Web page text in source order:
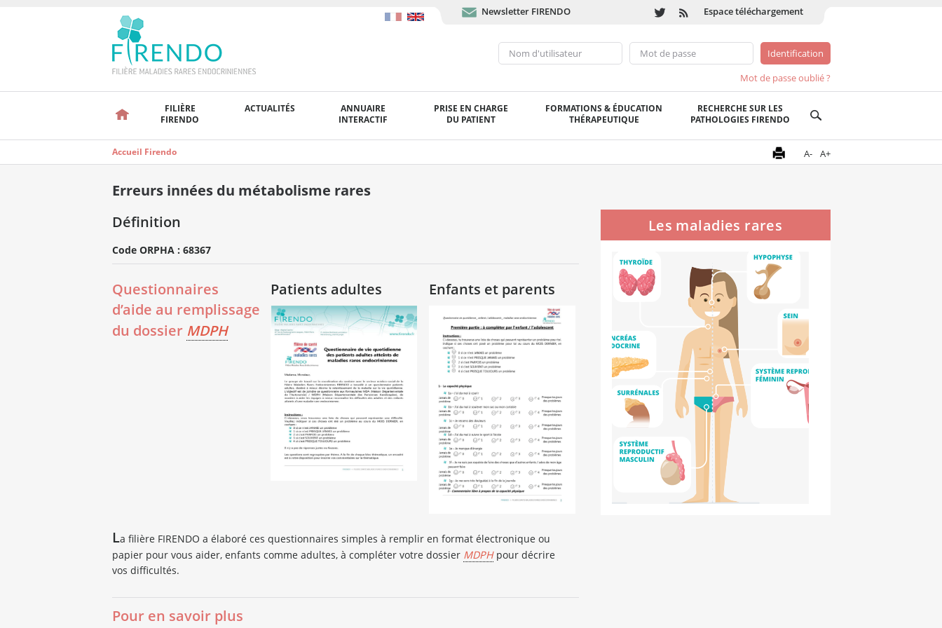
Newsletter FIRENDO Espace téléchargement
Mot de passe oublié ?
FILIÈRE
FIRENDO
ACTUALITÉS
ANNUAIRE
INTERACTIF
PRISE EN CHARGE
DU PATIENT
FORMATIONS & ÉDUCATION
THÉRAPEUTIQUE
RECHERCHE SUR LES
PATHOLOGIES FIRENDO
Accueil Firendo A- A+
Erreurs innées du métabolisme rares
Définition
Code ORPHA : 68367
Questionnaires
d’aide au remplissage
du dossier MDPH
Patients adultes Enfants et parents
La filière FIRENDO a élaboré ces questionnaires simples à remplir en format électronique ou
papier pour vous aider, enfants comme adultes, à compléter votre dossier MDPHpour décrire
vos difficultés.
Pour en savoir plus
Les maladies rares
endocriniennes